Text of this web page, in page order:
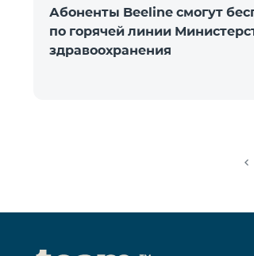
Абоненты Beeline смогут
по горячей линии
здравоохранения